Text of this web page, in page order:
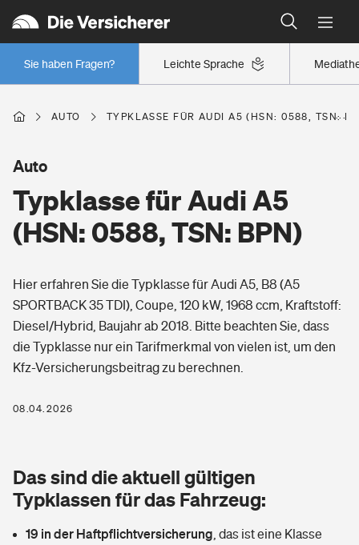
Leichte Sprache
Sie haben Fragen?
Wer versichert was: Jetzt Versicherer finden
Regionalklassen: So ist Ihre Region eingestuft
Wer versichert was: Jetzt Versicherer finden
Berufsunfähigkeitsversicherung
Erwerbsunfähigkeitsversicherung
Grundfähigkeitsversicherung
Arbeitsrechtsschutz
Berufshaftpflichtversicherung
Zur Übersicht
Tools
Wohnen
Elementarversicherung
Glasversicherung
Freizeit
Pri­vate Haft­pflicht­
Kinderunfall­ver­si­che­rung
Gesundheit
Private Krankenversicherung
Dread-Disease-Versicherung
Tierkrankenversicherung
AUTO TYPKLASSE FÜR AUDI A5 (HSN: 0588, TSN:
Typklasse für Audi A5
(HSN: 0588, TSN: BPN)
Auto
Hier erfahren Sie die Typklasse für Audi A5, B8 (A5
SPORTBACK 35 TDI), Coupe, 120 kW, 1968 ccm, Kraftstoff:
Diesel/Hybrid, Baujahr ab 2018. Bitte beachten Sie, dass
die Typklasse nur ein Tarifmerkmal von vielen ist, um den
Kfz-Versicherungsbeitrag zu berechnen.
08.04.2026
Das sind die aktuell gültigen
Typklassen für das Fahrzeug:
19 in der Haftpflichtversicherung das ist eine Klasse